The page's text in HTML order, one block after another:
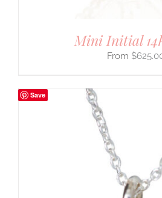
Mini Initial
$
Save